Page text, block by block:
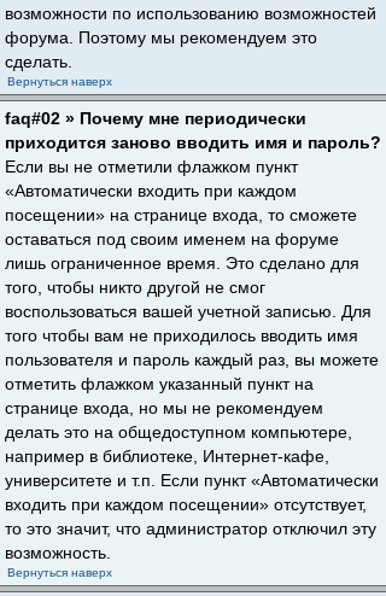
возможности по использованию возможностей
форума. Поэтому мы рекомендуем это
сделать.
Вернуться наверх
faq#02 » Почему мне периодически
приходится заново вводить имя и пароль?
Если вы не отметили флажком пункт
«Автоматически входить при каждом
посещении» на странице входа, то сможете
оставаться под своим именем на форуме
лишь ограниченное время. Это сделано для
того, чтобы никто другой не смог
воспользоваться вашей учетной записью. Для
того чтобы вам не приходилось вводить имя
пользователя и пароль каждый раз, вы можете
отметить флажком указанный пункт на
странице входа, но мы не рекомендуем
делать это на общедоступном компьютере,
например в библиотеке, Интернет-кафе,
университете и т.п. Если пункт «Автоматически
входить при каждом посещении» отсутствует,
то это значит, что администратор отключил эту
возможность.
Вернуться наверх